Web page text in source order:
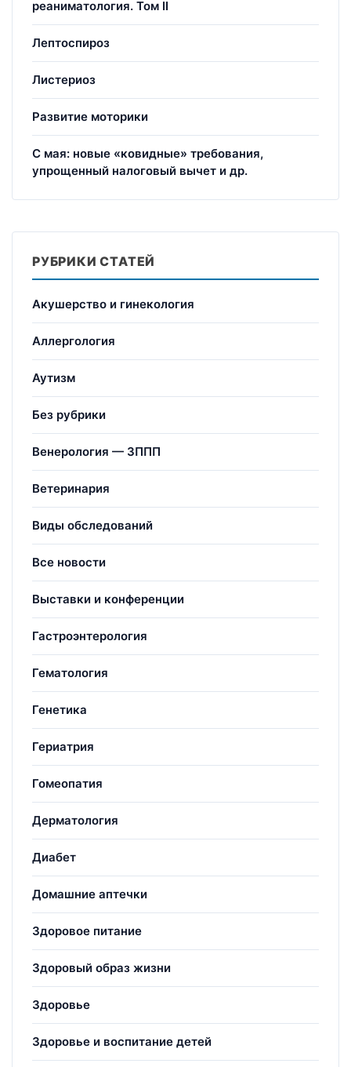
реаниматология. Том II
Лептоспироз
Листериоз
Развитие моторики
С мая: новые «ковидные» требования,
упрощенный налоговый вычет и др.
РУБРИКИ СТАТЕЙ
Акушерство и гинекология
Аллергология
Аутизм
Без рубрики
Венерология — ЗППП
Ветеринария
Виды обследований
Все новости
Выставки и конференции
Гастроэнтерология
Гематология
Генетика
Гериатрия
Гомеопатия
Дерматология
Диабет
Домашние аптечки
Здоровое питание
Здоровый образ жизни
Здоровье
Здоровье и воспитание детей